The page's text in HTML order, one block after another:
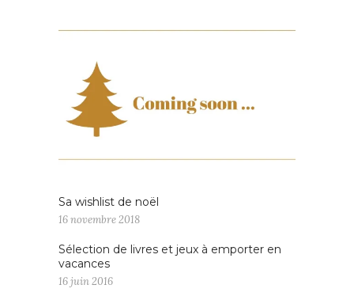
Sa wishlist de noël
16 novembre 2018
Sélection de livres et jeux à emporter en
vacances
16 juin 2016